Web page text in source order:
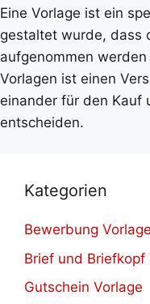
Eine Vorlage ist ein
gestaltet wurde, dass
aufgenommen
Vorlagen ist einen
einander für den Kauf
entscheiden.
Kategorien
Bewerbung Vorlage
Brief und Briefkopf
Gutschein Vorlage